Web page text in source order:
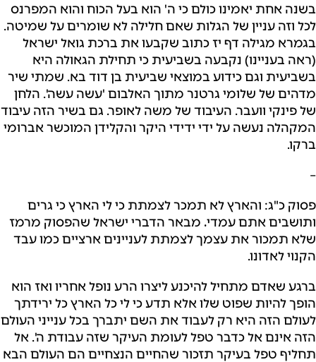
בשנה אחת יאמינו כולם כי ה' הוא בעל הכוח והוא המפרנס
לכל וזה עניין של הגלות שאם חלילה לא שומרים על שמיטה.
בגמרא מגילה דף יז כתוב שקבעו את ברכת גואל ישראל
(ראה בעניינו) נקבעה בשביעית כי תחילת הגאולה היא
בשביעית וגם כידוע במוצאי שביעית בן דוד בא. שמתי שיר
מדהים של שלומי גרטנר מתוך האלבום 'עשה עשה'. הלחן
של פינקי וועבר. העיבוד של משה לאופר. גם בשיר הזה עיבוד
המקהלה נעשה על ידי ידידי היקר והקלידן המוכשר אברומי
ברקו.
–
פסוק כ"ג: והארץ לא תמכר לצמתת כי לי הארץ כי גרים
ותושבים אתם עמדי. מבאר הדברי ישראל שהפסוק מרמז
שלא תמכור את עצמךלצמתת לעניינים ארצייםכמו עבד
הקנוי לאדונו.
ברגע שאדם מתחיל להיכנע ליצרו הרע נופל אחריו ואז הוא
הופך להיות שפוט שלו אלא תדע כי לי כל הארץ כל ירידתך
לעולם הזה היא רק לעבוד את השם יתברך בכל ענייני העולם
הזה אינם אל כדבר טפל לעומת העיקר שזה עבודת ה'. אל
תחליף טפל בעיקר תזכור שהחיים הנצחיים הם העולם הבא